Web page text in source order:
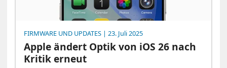
FIRMWARE UND UPDATES | 23. Juli 2025
Apple ändert Optik von iOS 26 nach
Kritik erneut